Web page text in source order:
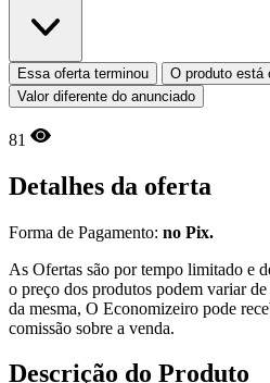
Essa oferta terminou
O produto está
Valor diferente do anunciado
81
Detalhes da oferta
Forma de Pagamento: no Pix.
As Ofertas são por tempo limitado e
o preço dos produtos podem variar
da mesma, O Economizeiro pode
comissão sobre a venda.
Descrição do Produto